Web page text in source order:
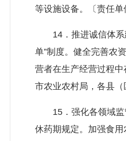
等设施设备。〔责任
14．推进诚信体系建
单”制度。健全完善农
营者在生产经营过程
市农业农村局，各县（
15．强化各领域监
休药期规定。加强食